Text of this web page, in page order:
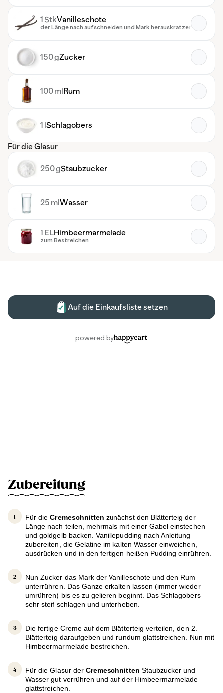
Zubereitung
Für dieCremeschnittenzunächst den Blätterteig der
Länge nach teilen, mehrmals mit einer Gabel einstechen
und goldgelb backen. Vanillepudding nach Anleitung
zubereiten, die Gelatine im kalten Wasser einweichen,
ausdrücken und in den fertigen heißen Pudding einrühren.
Nun Zucker das Mark der Vanilleschote und den Rum
unterrühren. Das Ganze erkalten lassen (immer wieder
umrühren) bis es zu gelieren beginnt. Das Schlagobers
sehr steif schlagen und unterheben.
Die fertige Creme auf dem Blätterteig verteilen, den 2.
Blätterteig daraufgeben und rundum glattstreichen. Nun mit
Himbeermarmelade bestreichen.
Für die Glasur der Cremeschnitten Staubzucker und
Wasser gut verrühren und auf der Himbeermarmelade
glattstreichen.